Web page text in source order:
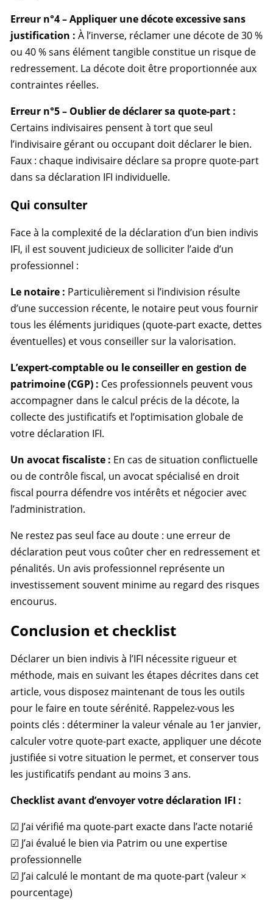
Erreur n°4 – Appliquer une décote excessive sans
justification : À l’inverse, réclamer une décote de 30 %
ou 40 % sans élément tangible constitue un risque de
redressement. La décote doit être proportionnée aux
contraintes réelles.
Erreur n°5 – Oublier de déclarer sa quote-part:
Certains indivisaires pensent à tort que seul
l’indivisaire gérant ou occupant doit déclarer le bien.
Faux : chaque indivisaire déclare sa propre quote-part
dans sa déclaration IFI individuelle.
Qui consulter
Face à la complexité de la déclaration d’un bien indivis
IFI, il est souvent judicieux de solliciter l’aide d’un
professionnel :
Le notaire : Particulièrement si l’indivision résulte
d’une succession récente, le notaire peut vous fournir
tous les éléments juridiques (quote-partexacte, dettes
éventuelles) et vous conseiller sur la valorisation.
L’expert-comptable ou le conseiller en gestion de
patrimoine (CGP) : Ces professionnels peuvent vous
accompagner dans le calcul précis de la décote, la
collecte des justificatifs et l’optimisation globale de
votre déclaration IFI.
Un avocat fiscaliste : En cas de situation conflictuelle
ou de contrôle fiscal, un avocat spécialisé en droit
fiscal pourra défendre vos intérêts et négocier avec
l’administration.
Ne restez pas seul face au doute : une erreur de
déclaration peut vous coûter cher en redressement et
pénalités. Un avis professionnel représente un
investissement souvent minime au regard des risques
encourus.
Conclusion et checklist
Déclarer un bien indivis à l’IFI nécessite rigueur et
méthode, mais en suivant les étapes décrites dans cet
article, vous disposez maintenant de tous les outils
pour le faire en toute sérénité. Rappelez-vous les
points clés : déterminer la valeur vénaleau 1er janvier,
calculer votre quote-partexacte, appliquer une décote
justifiée si votre situation le permet, et conserver tous
les justificatifs pendant au moins 3 ans.
Checklist avant d’envoyer votre déclaration IFI :
☑ J’ai vérifié ma quote-partexacte dans l’acte notarié
☑ J’ai évalué le bien via Patrim ou une expertise
professionnelle
☑ J’ai calculé le montant de ma quote-part(valeur ×
pourcentage)